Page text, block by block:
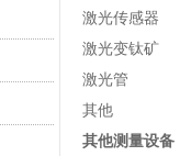
激光传感器
激光变钛矿
激光管
其他
其他测量设备